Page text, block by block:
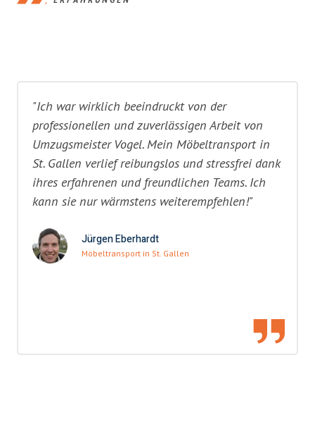
"Ich war wirklich beeindruckt von der
professionellen und zuverlässigen Arbeit von
Umzugsmeister Vogel. Mein Möbeltransport in
St. Gallen verlief reibungslos und stressfrei dank
ihres erfahrenen und freundlichen Teams. Ich
kann sie nur wärmstens weiterempfehlen!"
Jürgen Eberhardt
Möbeltransport in St. Gallen